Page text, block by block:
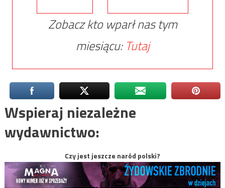
Zobacz kto wparł nas tym
miesiącu: Tutaj
Wspieraj niezależne
wydawnictwo:
Czy jest jeszcze naród polski?